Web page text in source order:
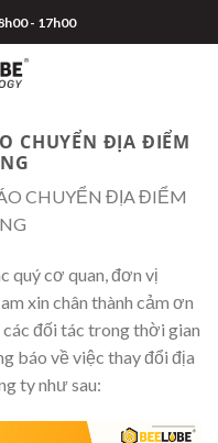
- 17h00
CHUYỂN ĐỊA ĐIỂM
CHUYỂN ĐỊA ĐIỂM
quý cơ quan, đơn vị
xin chân thành cảm ơn
đối tác trong thời gian
báo về việc thay đổi địa
ty như sau: